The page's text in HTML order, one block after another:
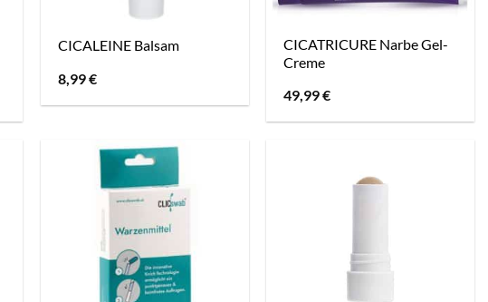
CICALEINE Balsam
8,99€
CICATRICURE Narbe Gel-
Creme
49,99€